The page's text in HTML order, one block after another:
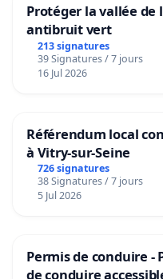
Protéger la vallée de
antibruit vert
213 signatures
39 Signatures / 7 jours
16 Jul 2026
Référendum local
à Vitry-sur-Seine
726 signatures
38 Signatures / 7 jours
5 Jul 2026
Permis de conduire -
de conduire